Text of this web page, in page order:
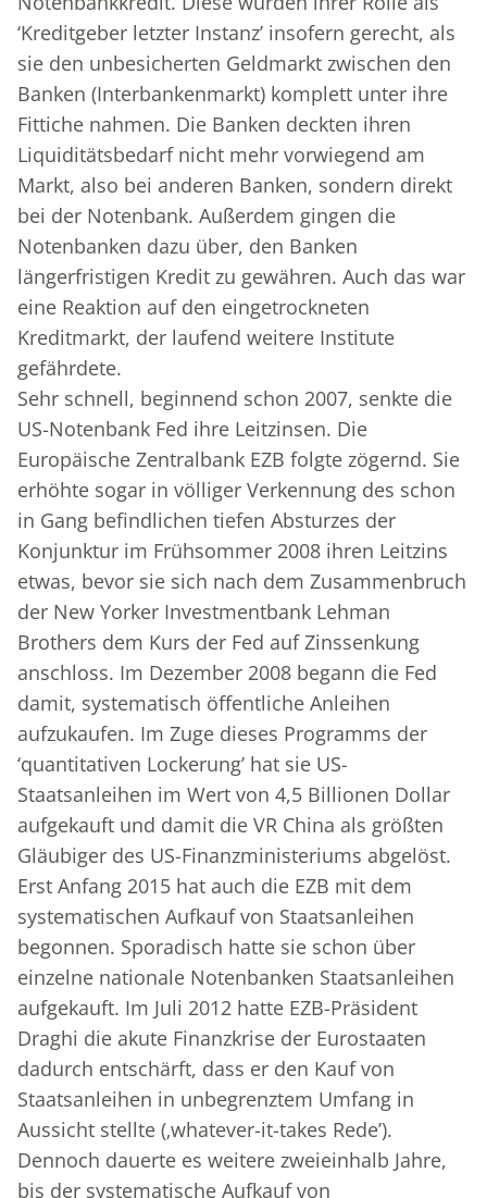
‘Kreditgeber letzter Instanz’ insofern gerecht, als
sie den unbesicherten Geldmarkt zwischen den
Banken (Interbankenmarkt) komplett unter ihre
Fittiche nahmen. Die Banken deckten ihren
Liquiditätsbedarf nicht mehr vorwiegend am
Markt, also bei anderen Banken, sondern direkt
bei der Notenbank. Außerdem gingen die
Notenbanken dazu über, den Banken
längerfristigen Kredit zu gewähren. Auch das war
eine Reaktion auf den eingetrockneten
Kreditmarkt, der laufend weitere Institute
gefährdete.
Sehr schnell, beginnend schon 2007, senkte die
US-Notenbank Fed ihre Leitzinsen. Die
Europäische Zentralbank EZB folgte zögernd. Sie
erhöhte sogar in völliger Verkennung des schon
in Gang befindlichen tiefen Absturzes der
Konjunktur im Frühsommer 2008 ihren Leitzins
etwas, bevor sie sich nach dem Zusammenbruch
der New Yorker Investmentbank Lehman
Brothers dem Kurs der Fed auf Zinssenkung
anschloss. Im Dezember 2008 begann die Fed
damit, systematisch öffentliche Anleihen
aufzukaufen. Im Zuge dieses Programms der
‘quantitativen Lockerung’ hat sie US-
Staatsanleihen im Wert von 4,5 Billionen Dollar
aufgekauft und damit die VR China als größten
Gläubiger des US-Finanzministeriums abgelöst.
Erst Anfang 2015 hat auch die EZB mit dem
systematischen Aufkauf von Staatsanleihen
begonnen. Sporadisch hatte sie schon über
einzelne nationale Notenbanken Staatsanleihen
aufgekauft. Im Juli 2012 hatte EZB-Präsident
Draghi die akute Finanzkrise der Eurostaaten
dadurch entschärft, dass er den Kauf von
Staatsanleihen in unbegrenztem Umfang in
Aussicht stellte (‚whatever-it-takes Rede’).
Dennoch dauerte es weitere zweieinhalb Jahre,
bis der systematische Aufkauf von